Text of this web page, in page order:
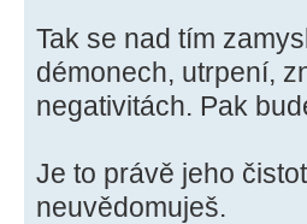
Tak se nad tím
démonech, utrpení,
negativitách. Pak
Je to právě jeho
neuvědomuješ.